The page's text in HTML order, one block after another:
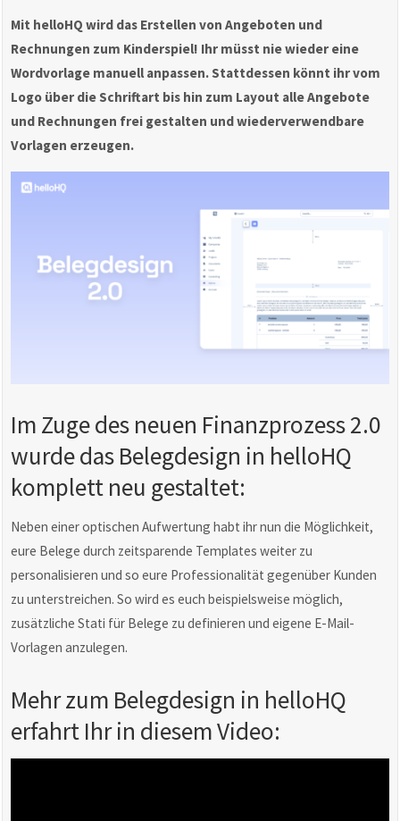
Mit helloHQ wird das Erstellen von Angeboten und
Rechnungen zum Kinderspiel! Ihr müsst nie wieder eine
Wordvorlage manuell anpassen. Stattdessen könnt ihr vom
Logo über die Schriftart bis hin zum Layout alle Angebote
und Rechnungen frei gestalten und wiederverwendbare
Vorlagen erzeugen.
Im Zuge des neuen Finanzprozess 2.0
wurde das Belegdesign in helloHQ
komplett neu gestaltet:
Neben einer optischen Aufwertung habt ihr nun die Möglichkeit,
eure Belege durch zeitsparende Templates weiter zu
personalisieren und so eure Professionalität gegenüber Kunden
zu unterstreichen. So wird es euch beispielsweise möglich,
zusätzliche Stati für Belege zu definieren und eigene E-Mail-
Vorlagen anzulegen.
Mehr zum Belegdesign in helloHQ
erfahrt Ihr in diesem Video: